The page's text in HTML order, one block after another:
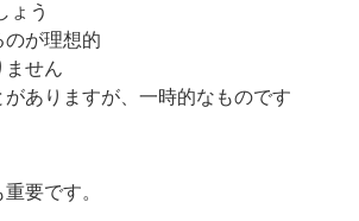
ょう
のが理想的
ません
ありますが、一時的なものです
重要です。